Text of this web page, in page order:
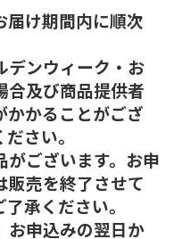
け期間内に順次
ンウィーク・お
合及び商品提供者
かかることがござ
さい。
ございます。お申
販売を終了させて
承ください。
申込みの翌日か